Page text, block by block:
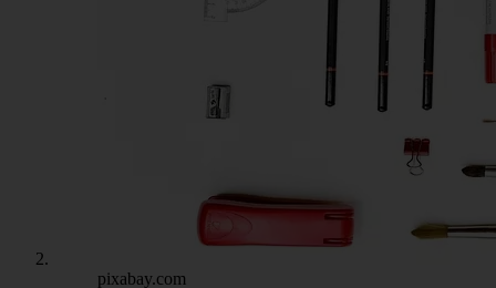
pixabay.com